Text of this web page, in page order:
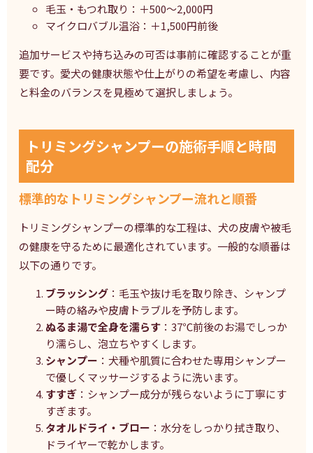
毛玉・もつれ取り：＋500〜2,000円
マイクロバブル温浴：＋1,500円前後
追加サービスや持ち込みの可否は事前に確認することが重
要です。愛犬の健康状態や仕上がりの希望を考慮し、内容
と料金のバランスを見極めて選択しましょう。
トリミングシャンプーの施術手順と時間
配分
標準的なトリミングシャンプー流れと順番
トリミングシャンプーの標準的な工程は、犬の皮膚や被毛
の健康を守るために最適化されています。一般的な順番は
以下の通りです。
ブラッシング：毛玉や抜け毛を取り除き、シャンプ
ー時の絡みや皮膚トラブルを予防します。
ぬるま湯で全身を濡らす：37℃前後のお湯でしっか
り濡らし、泡立ちやすくします。
シャンプー ：犬種や肌質に合わせた専用シャンプー
で優しくマッサージするように洗います。
すすぎ：シャンプー成分が残らないように丁寧にす
すぎます。
タオルドライ・ブロー ：水分をしっかり拭き取り、
ドライヤーで乾かします。